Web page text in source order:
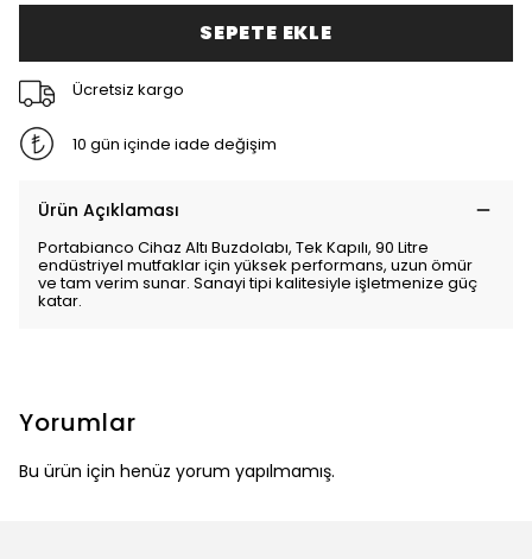
SEPETE EKLE
Ücretsiz kargo
10 gün içinde iade değişim
Ürün Açıklaması
Portabianco Cihaz Altı Buzdolabı, Tek Kapılı, 90 Litre
endüstriyel mutfaklar için yüksek performans, uzun ömür
ve tam verim sunar. Sanayi tipi kalitesiyle işletmenize güç
katar.
Yorumlar
Bu ürün için henüz yorum yapılmamış.